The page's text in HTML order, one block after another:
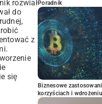
rozwiał
do
z
się
Poradnik
Biznesowe
korzyściach i wdrożeniu